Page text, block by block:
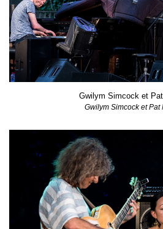
Gwilym Simcock et
Gwilym Simcock et Pat